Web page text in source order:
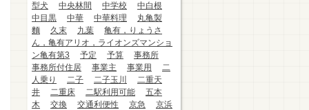
型犬
中央林間 中学校
中白根
中目黒
中華 中華料理
丸亀製
麵
久末 九葉
亀有，りょうさ
ん，亀有アリオ，ライオンズマンショ
ン亀有第3
予定 予算
事務所
事務所付住居
事業主 事業用
二
人乗り
二子 二子玉川
二重天
井
二重床 二駅利用可能
五本
木
交換 交通利便性 京急
京浜